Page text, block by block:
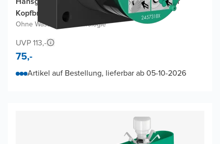
Kopfbrause
Ohne Wasserspartechnologie
UVP 113,-
75,-
Artikel auf Bestellung, lieferbar ab 05-10-2026